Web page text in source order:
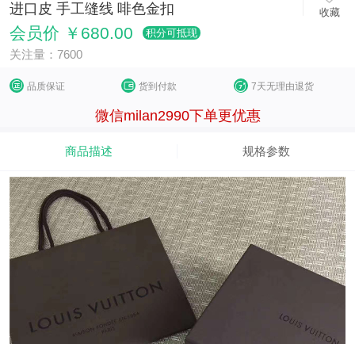
进口皮 手工缝线 啡色金扣
收藏
会员价 ￥680.00 积分可抵现
关注量：7600
品质保证 货到付款 7天无理由退货
微信milan2990下单更优惠
商品描述 规格参数